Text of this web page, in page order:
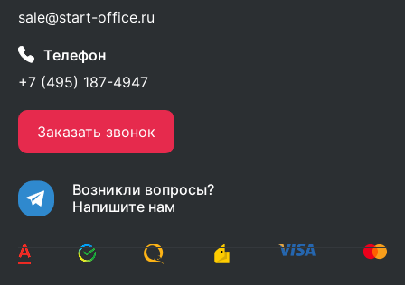
sale@start-office.ru
Телефон
+7 (495) 187-4947
Заказать звонок
Возникли вопросы?
Напишите нам